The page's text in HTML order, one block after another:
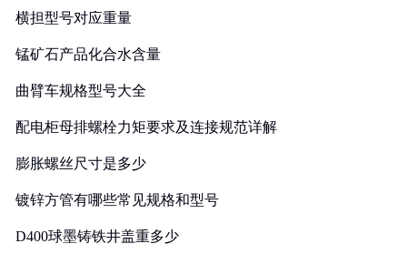
横担型号对应重量
锰矿石产品化合水含量
曲臂车规格型号大全
配电柜母排螺栓力矩要求及连接规范详解
膨胀螺丝尺寸是多少
镀锌方管有哪些常见规格和型号
D400球墨铸铁井盖重多少